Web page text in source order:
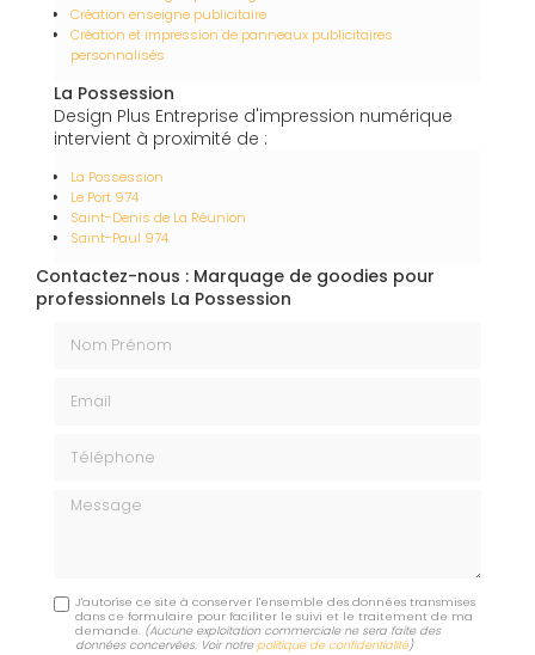
Création enseigne publicitaire
Création et impression de panneaux publicitaires
personnalisés
La Possession
Design Plus Entreprise d'impression numérique
intervient à proximité de :
La Possession
Le Port 974
Saint-Denis de La Réunion
Saint-Paul 974
Contactez-nous : Marquage de goodies pour
professionnels La Possession
Message
J'autorise ce site à conserver l'ensemble des données transmises
dans ce formulaire pour faciliter le suivi et le traitement de ma
demande. (Aucune exploitation commerciale ne sera faite des
données concervées. Voir notre politique de confidentialité)